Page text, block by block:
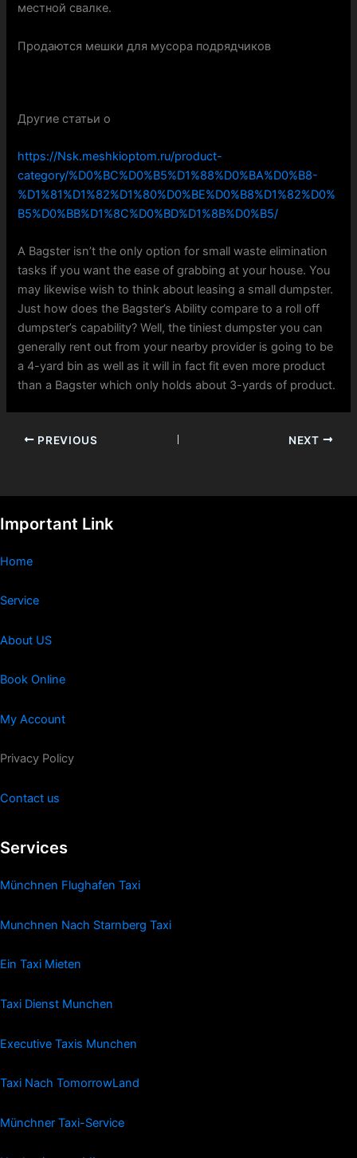
местной свалке.
Продаются мешки для мусора подрядчиков
Другие статьи о
https://Nsk.meshkioptom.ru/product-
category/%D0%BC%D0%B5%D1%88%D0%BA%D0%B8-
%D1%81%D1%82%D1%80%D0%BE%D0%B8%D1%82%D0%
B5%D0%BB%D1%8C%D0%BD%D1%8B%D0%B5/
A Bagster isn’t the only option for small waste elimination
tasks if you want the ease of grabbing at your house. You
may likewise wish to think about leasing a small dumpster.
Just how does the Bagster’s Ability compare to a roll off
dumpster’s capability? Well, the tiniest dumpster you can
generally rent out from your nearby provider is going to be
a 4-yard bin as well as it will in fact fit even more product
than a Bagster which only holds about 3-yards of product.
PREVIOUS NEXT
Important Link
Home
Service
About US
Book Online
My Account
Privacy Policy
Contact us
Services
Münchnen Flughafen Taxi
Munchnen Nach Starnberg Taxi
Ein Taxi Mieten
Taxi Dienst Munchen
Executive Taxis Munchen
Taxi Nach TomorrowLand
Münchner Taxi-Service